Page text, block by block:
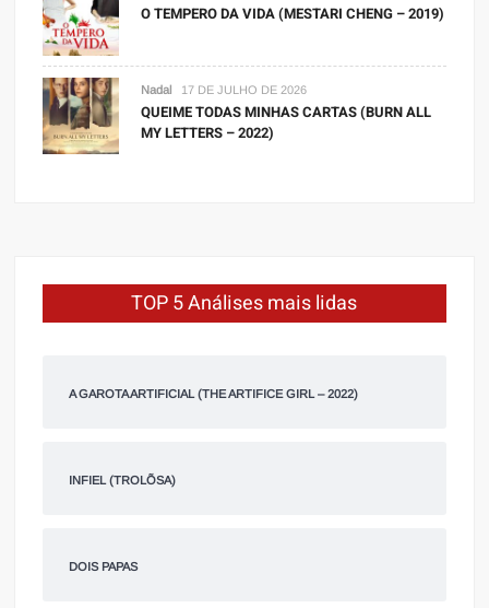
O TEMPERO DA VIDA (MESTARI CHENG – 2019)
Nadal 17 DE JULHO DE 2026
QUEIME TODAS MINHAS CARTAS (BURN ALL
MY LETTERS – 2022)
TOP 5 Análises mais lidas
A GAROTA ARTIFICIAL (THE ARTIFICE GIRL – 2022)
INFIEL (TROLÕSA)
DOIS PAPAS